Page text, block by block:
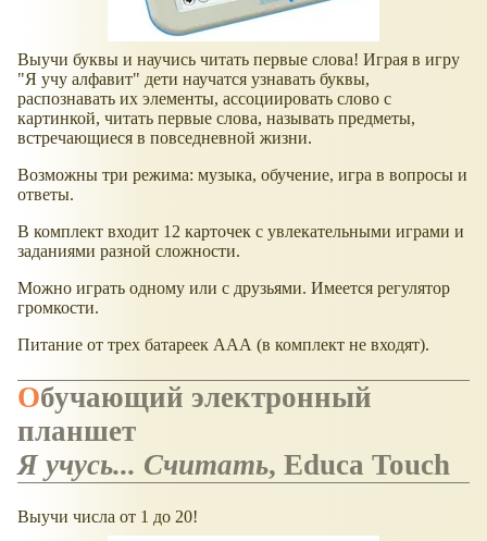
Выучи буквы и научись читать первые слова! Играя в игру
"Я учу алфавит" дети научатся узнавать буквы,
распознавать их элементы, ассоциировать слово с
картинкой, читать первые слова, называть предметы,
встречающиеся в повседневной жизни.
Возможны три режима: музыка, обучение, игра в вопросы и
ответы.
В комплект входит 12 карточек с увлекательными играми и
заданиями разной сложности.
Можно играть одному или с друзьями. Имеется регулятор
громкости.
Питание от трех батареек ААА (в комплект не входят).
Обучающий электронный
планшет
Я учусь... Считать, Educa Touch
Выучи числа от 1 до 20!